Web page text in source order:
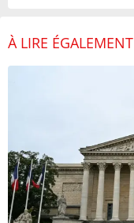
À LIRE ÉGALEMENT